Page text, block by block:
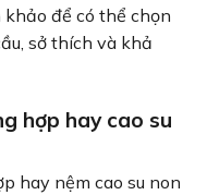
để có thể chọn
sở thích và khả
hợp hay cao su
hay nệm cao su non